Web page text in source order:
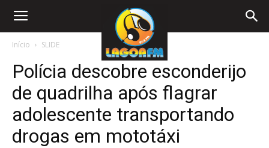
Início SLIDE
Polícia descobre esconderijo
de quadrilha após flagrar
adolescente transportando
drogas em mototáxi